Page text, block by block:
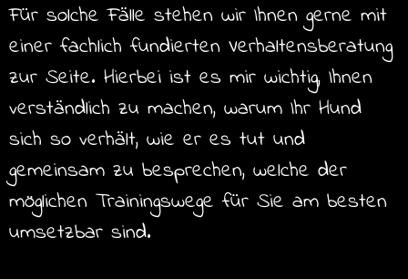
Für solche Fälle stehen wir Ihnen gerne mit
einer fachlich fundierten Verhaltensberatung
zur Seite. Hierbei ist es mir wichtig, Ihnen
verständlich zu machen, warum Ihr Hund
sich so verhält, wie er es tut und
gemeinsam zu besprechen, welche der
möglichen Trainingswege für Sie am besten
umsetzbar sind.